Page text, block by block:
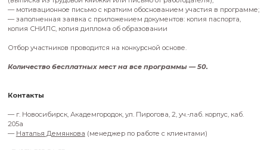
организация работы команды
наставников;
взаимодействие с детьми и родителями
Практический фокус:
Особое внимание уделяется прикладным